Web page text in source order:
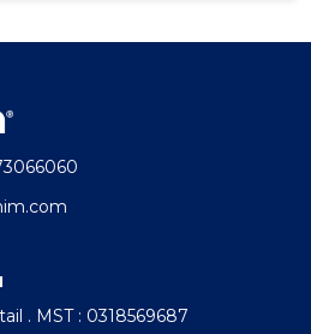
. MST : 0318569687